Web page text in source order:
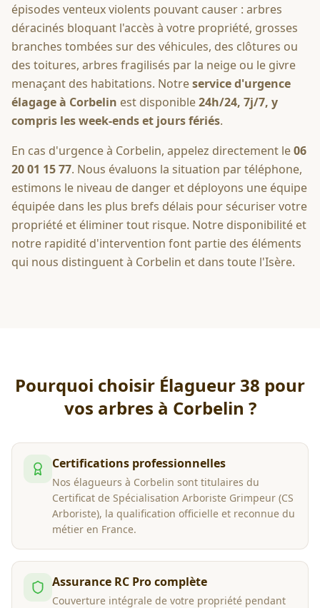
épisodes venteux violents pouvant causer : arbres
déracinés bloquant l'accès à votre propriété, grosses
branches tombées sur des véhicules, des clôtures ou
des toitures, arbres fragilisés par la neige ou le givre
menaçant des habitations. Notreservice d'urgence
élagage à Corbelin est disponible24h/24, 7j/7, y
compris les week-ends et jours fériés.
En cas d'urgence à Corbelin, appelez directement le06
20 01 15 77. Nous évaluons la situation par téléphone,
estimons le niveau de danger et déployons une équipe
équipée dans les plus brefs délais pour sécuriser votre
propriété et éliminer tout risque. Notre disponibilité et
notre rapidité d'intervention font partie des éléments
qui nous distinguent à Corbelin et dans toute l'Isère.
Pourquoi choisir Élagueur 38 pour
vos arbres à Corbelin ?
Certifications professionnelles
Nos élagueurs à Corbelin sont titulaires du
Certificat de Spécialisation Arboriste Grimpeur (CS
Arboriste), la qualification officielle et reconnue du
métier en France.
Assurance RC Pro complète
Couverture intégrale de votre propriété pendant